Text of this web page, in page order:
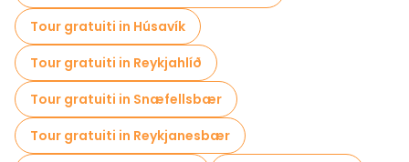
Tour gratuiti in Húsavík
Tour gratuiti in Reykjahlíð
Tour gratuiti in Snæfellsbær
Tour gratuiti in Reykjanesbær